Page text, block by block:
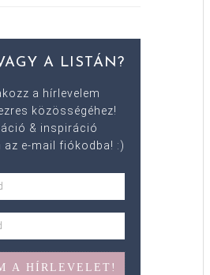
A LISTÁN?
a hírlevelem
közösségéhez!
& inspiráció
az e-mail fiókodba! :)